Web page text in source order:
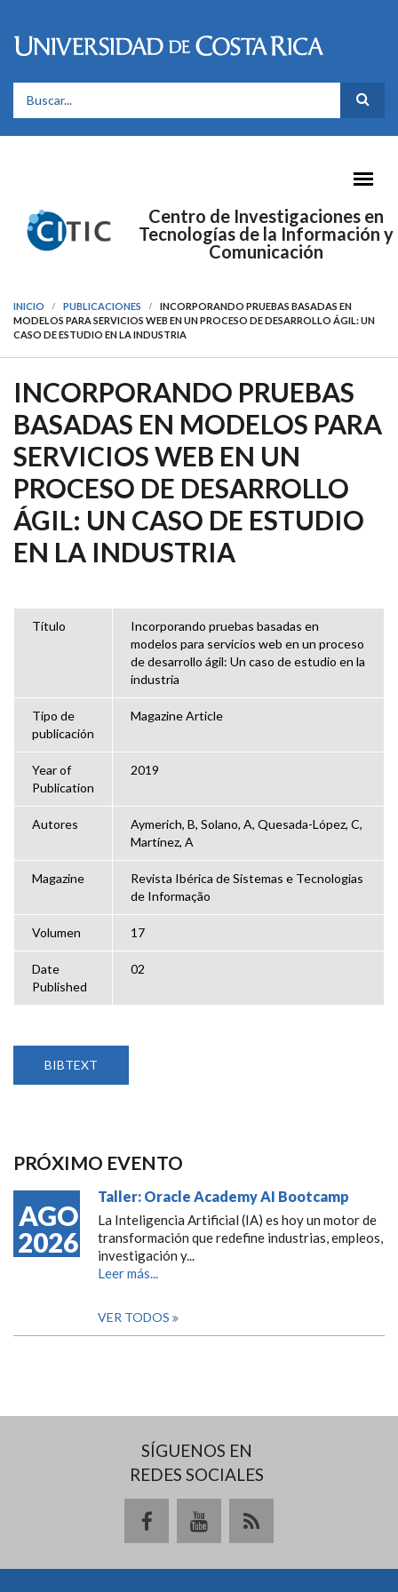
FORMULARIO DE BÚSQUEDA
Centro de Investigaciones en
Tecnologías de la Información y
Comunicación
INICIO PUBLICACIONES
INCORPORANDO PRUEBAS BASADAS EN
MODELOS PARA SERVICIOS WEB EN UN PROCESO DE DESARROLLO ÁGIL: UN
CASO DE ESTUDIO EN LA INDUSTRIA
INCORPORANDO PRUEBAS
BASADAS EN MODELOS PARA
SERVICIOS WEB EN UN
PROCESO DE DESARROLLO
ÁGIL: UN CASO DE ESTUDIO
EN LA INDUSTRIA
Título
Incorporando pruebas basadas en
modelos para servicios web en un proceso
de desarrollo ágil: Un caso de estudio en la
industria
Tipo de
publicación
Magazine Article
Year of
Publication
2019
Autores
Aymerich, B, Solano, A, Quesada-López, C,
Martínez, A
Magazine
Revista Ibérica de Sistemas e Tecnologias
de Informação
Volumen 17
Date
Published
02
BIBTEXT
PRÓXIMO EVENTO
AGO
2026
Taller: Oracle Academy AI Bootcamp
La Inteligencia Artificial (IA) es hoy un motor de
transformación que redefine industrias, empleos,
investigación y...
Leer más...
VER TODOS
SÍGUENOS EN
REDES SOCIALES